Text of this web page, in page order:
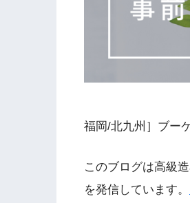
福岡/北九州］ブー
このブログは高級
を発信しています。